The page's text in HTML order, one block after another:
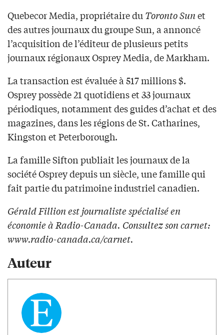
Quebecor Media, propriétaire duToronto Sunet
des autres journaux du groupe Sun, a annoncé
l’acquisition de l’éditeur de plusieurs petits
journaux régionaux Osprey Media, de Markham.
La transaction est évaluée à 517 millions $.
Osprey possède 21 quotidiens et 33 journaux
périodiques, notamment des guides d’achat et des
magazines, dans les régions de St. Catharines,
Kingston et Peterborough.
La famille Sifton publiait les journaux de la
société Osprey depuis un siècle, une famille qui
fait partie du patrimoine industriel canadien.
Gérald Fillion est journaliste spécialisé en
économie à Radio-Canada. Consultez son carnet:
www.radio-canada.ca/carnet.
Auteur